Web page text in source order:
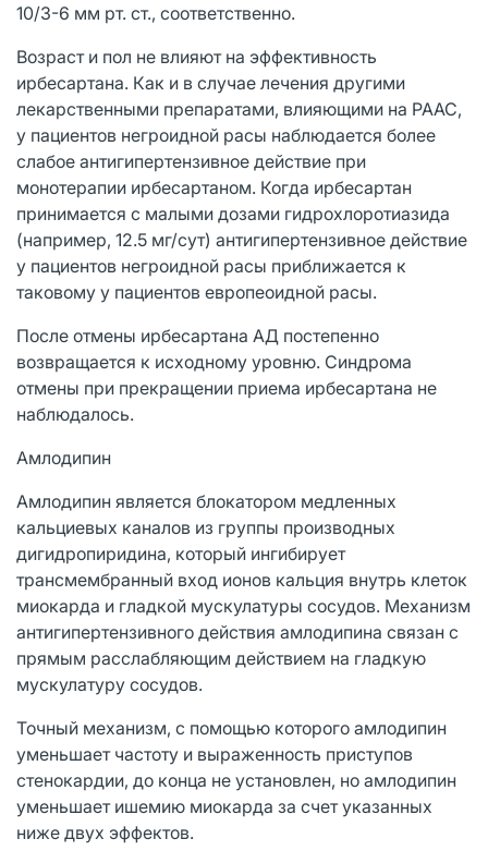
10/3-6 мм рт. ст., соответственно.
Возраст и пол не влияют на эффективность
ирбесартана. Как и в случае лечения другими
лекарственными препаратами, влияющими на РААС,
у пациентов негроидной расы наблюдается более
слабое антигипертензивное действие при
монотерапии ирбесартаном. Когда ирбесартан
принимается с малыми дозами гидрохлоротиазида
(например, 12.5 мг/сут) антигипертензивное действие
у пациентов негроидной расы приближается к
таковому у пациентов европеоидной расы.
После отмены ирбесартана АД постепенно
возвращается к исходному уровню. Синдрома
отмены при прекращении приема ирбесартана не
наблюдалось.
Амлодипин
Амлодипин является блокатором медленных
кальциевых каналов из группы производных
дигидропиридина, который ингибирует
трансмембранный вход ионов кальция внутрь клеток
миокарда и гладкой мускулатуры сосудов. Механизм
антигипертензивного действия амлодипина связан с
прямым расслабляющим действием на гладкую
мускулатуру сосудов.
Точный механизм, с помощью которого амлодипин
уменьшает частоту и выраженность приступов
стенокардии, до конца не установлен, но амлодипин
уменьшает ишемию миокарда за счет указанных
ниже двух эффектов.